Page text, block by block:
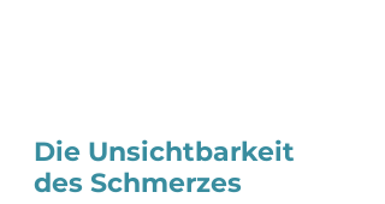
Die Unsichtbarkeit
des Schmerzes